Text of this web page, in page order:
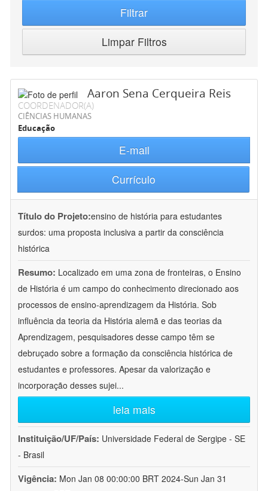
Filtrar
Limpar Filtros
Aaron Sena Cerqueira Reis
COORDENADOR(A)
CIÊNCIAS HUMANAS
Educação
E-mail
Currículo
Título do Projeto:ensino de história para estudantes
surdos: uma proposta inclusiva a partir da consciência
histórica
Resumo: Localizado em uma zona de fronteiras, o Ensino
de História é um campo do conhecimento direcionado aos
processos de ensino-aprendizagem da História. Sob
influência da teoria da História alemã e das teorias da
Aprendizagem, pesquisadores desse campo têm se
debruçado sobre a formação da consciência histórica de
estudantes e professores. Apesar da valorização e
incorporação desses sujei...
leia mais
Instituição/UF/País: Universidade Federal de Sergipe - SE
- Brasil
Vigência: Mon Jan 08 00:00:00 BRT 2024-Sun Jan 31